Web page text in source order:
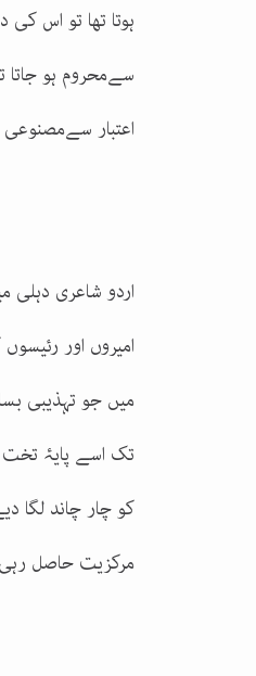
ہوتا تھا تو اس
سےمحروم ہو جاتا
اعتبار سےمصنوعی
اردو شاعری
امیروں اور
میں جو تہذیبی
تک اسے پایۂ تخت
کو چار چاند لگا
مرکزیت حاصل